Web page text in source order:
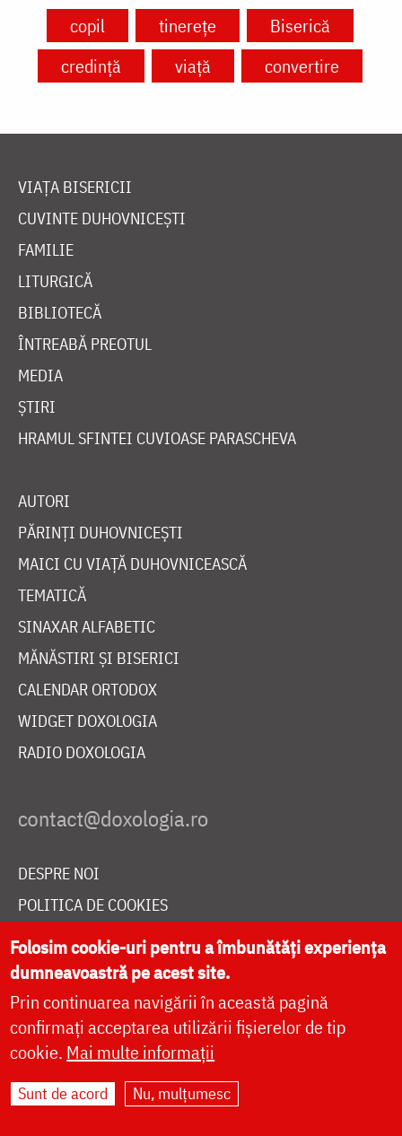
copil tinerețe
Biserică
credință
viață convertire
VIAȚA BISERICII
CUVINTE DUHOVNICEȘTI
FAMILIE
LITURGICĂ
BIBLIOTECĂ
ÎNTREABĂ PREOTUL
MEDIA
ȘTIRI
HRAMUL SFINTEI CUVIOASE PARASCHEVA
AUTORI
PĂRINȚI DUHOVNICEȘTI
MAICI CU VIAȚĂ DUHOVNICEASCĂ
TEMATICĂ
SINAXAR ALFABETIC
MĂNĂSTIRI ȘI BISERICI
CALENDAR ORTODOX
WIDGET DOXOLOGIA
RADIO DOXOLOGIA
DESPRE NOI
POLITICA DE COOKIES
DONEAZĂ ONLINE PENTRU CATEDRALA NAȚIONALĂ
LIVE
Site dezvoltat deDOXOLOGIA MEDIA
Arhiepiscopia Iașilor | ©
Folosim cookie-uri pentru a îmbunătăți experiența
dumneavoastră pe acest site.
Prin continuarea navigării în această pagină
confirmați acceptarea utilizării fișierelor de tip
cookie. Mai multe informații
Sunt de acord Nu, mulțumesc